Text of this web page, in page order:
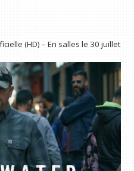
(HD) – En salles le 30 juillet